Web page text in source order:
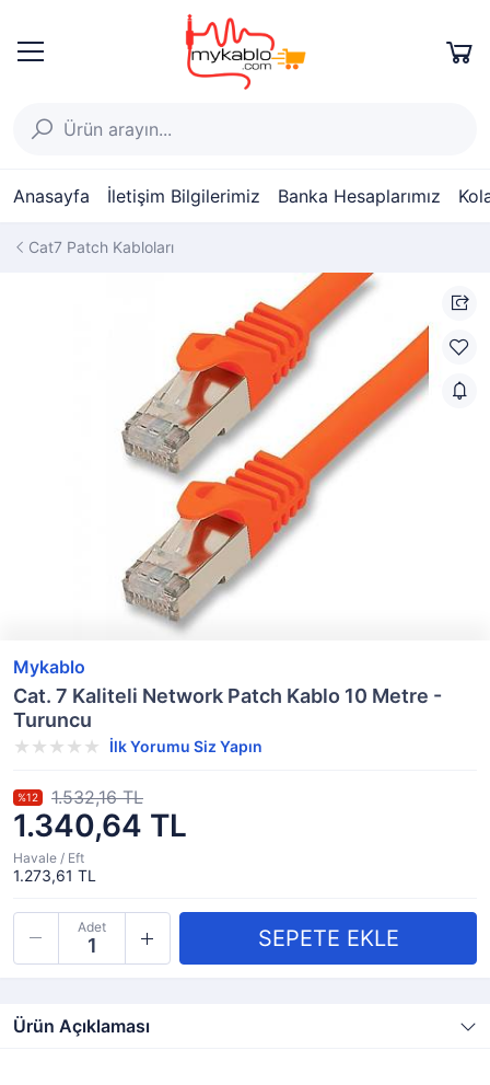
Anasayfa İletişim Bilgilerimiz Banka Hesaplarımız
Cat7 Patch Kabloları
Mykablo
Cat. 7 Kaliteli Network Patch Kablo 10 Metre -
Turuncu
İlk Yorumu Siz Yapın
1.340,64 TL
%12 1.532,16 TL
Havale / Eft
1.273,61 TL
Adet
Ürün Açıklaması